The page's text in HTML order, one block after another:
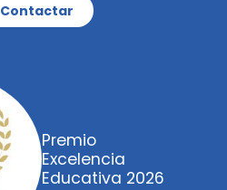
Contactar
Premio
Excelencia
Educativa 2026